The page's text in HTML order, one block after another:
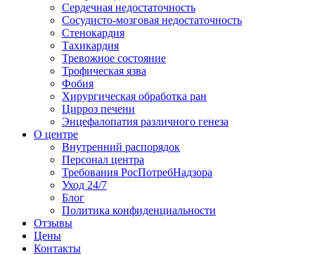
Сердечная недостаточность
Сосудисто-мозговая недостаточность
Стенокардия
Тахикардия
Тревожное состояние
Трофическая язва
Фобия
Хирургическая обработка ран
Цирроз печени
Энцефалопатия различного генеза
О центре
Внутренний распорядок
Персонал центра
Требования РосПотребНадзора
Уход 24/7
Блог
Политика конфиденциальности
Отзывы
Цены
Контакты